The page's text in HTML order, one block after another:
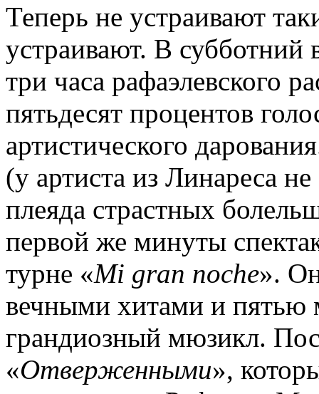
Теперь не устраивают
устраивают. В субботний
три часа рафаэлевского
пятьдесят процентов
артистического
(у артиста из Линареса
плеяда страстных
первой же минуты
турне «Mi gran noche».
вечными хитами и пятью
грандиозный мюзикл.
«Отверженными»,